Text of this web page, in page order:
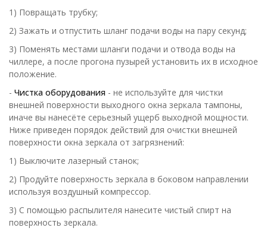
1) Повращать трубку;
2) Зажать и отпустить шланг подачи воды на пару секунд;
3) Поменять местами шланги подачи и отвода воды на
чиллере, а после прогона пузырей установить их в исходное
положение.
- Чистка оборудования - не используйте для чистки
внешней поверхности выходного окна зеркала тампоны,
иначе вы нанесёте серьезный ущерб выходной мощности.
Ниже приведен порядок действий для очистки внешней
поверхности окна зеркала от загрязнений:
1) Выключите лазерный станок;
2) Продуйте поверхность зеркала в боковом направлении
используя воздушный компрессор.
3) С помощью распылителя нанесите чистый спирт на
поверхность зеркала.